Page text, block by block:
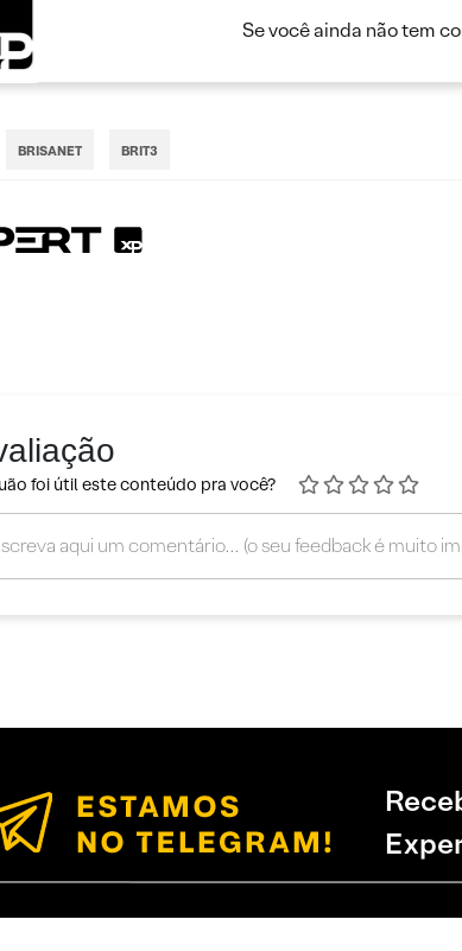
Se você ainda não tem
BRISANET BRIT3
foi útil este conteúdo pra você?